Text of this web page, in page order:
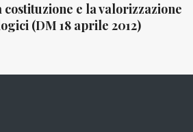
e la valorizzazione
(DM 18 aprile 2012)